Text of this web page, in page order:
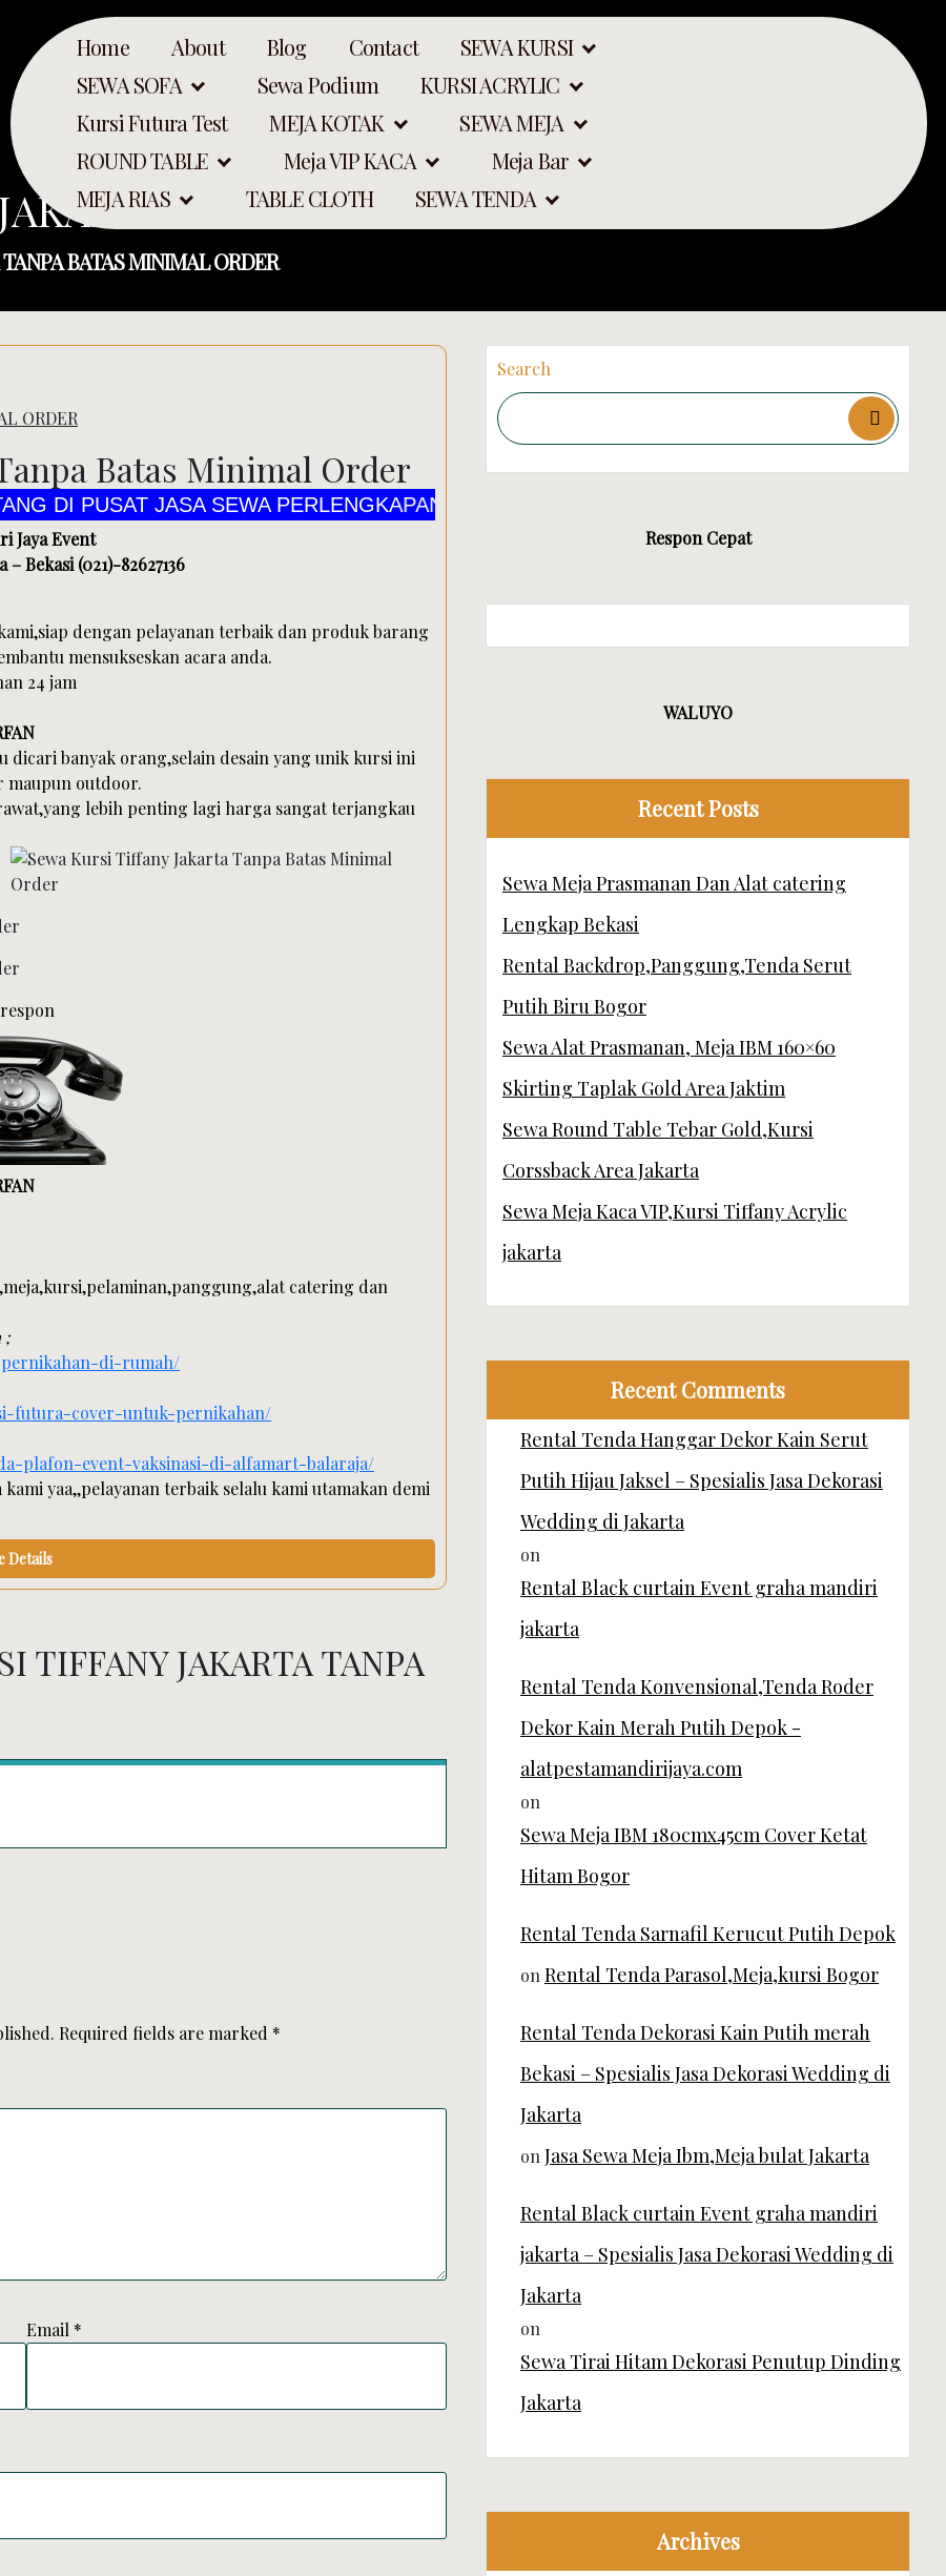
Home About Blog Contact
SEWA KURSI
SEWA SOFA
Sewa Podium
KURSI ACRYLIC
Kursi Futura Test
MEJA KOTAK
SEWA MEJA
ROUND TABLE
Meja VIP KACA
Meja Bar
MEJA RIAS
TABLE CLOTH SEWA TENDA
TANPA BATAS MINIMAL ORDER
BATAS MINIMAL ORDER
ORDER
Batas Minimal Order
PUSAT JASA SEWA PERLENGKAPAN ALAT PESTA CV MANDIRI JAYA EVENT
Jaya Event
Bekasi (021)-82627136
dengan pelayanan terbaik dan produk barang
mensukseskan acara anda.
24 jam
dicari banyak orang,selain desain yang unik kursi ini
maupun outdoor.
lebih penting lagi harga sangat terjangkau
catering dan
;
pernikahan-di-rumah/
futura-cover-untuk-pernikahan/
plafon-event-vaksinasi-di-alfamart-balaraja/
yaa,,pelayanan terbaik selalu kami utamakan demi
Details
TIFFANY JAKARTA TANPA
Required fields are marked *
Email *
Search
Respon Cepat
WALUYO
Recent Posts
Sewa Meja Prasmanan Dan Alat catering
Lengkap Bekasi
Rental Backdrop,Panggung,Tenda Serut
Putih Biru Bogor
Sewa Alat Prasmanan, Meja IBM 160×60
Skirting Taplak Gold Area Jaktim
Sewa Round Table Tebar Gold,Kursi
Corssback Area Jakarta
Sewa Meja Kaca VIP,Kursi Tiffany Acrylic
jakarta
Recent Comments
Rental Tenda Hanggar Dekor Kain Serut
Putih Hijau Jaksel – Spesialis Jasa Dekorasi
Wedding di Jakarta
on
Rental Black curtain Event graha mandiri
jakarta
Rental Tenda Konvensional,Tenda Roder
Dekor Kain Merah Putih Depok -
alatpestamandirijaya.com
on
Sewa Meja IBM 180cmx45cm Cover Ketat
Hitam Bogor
Rental Tenda Sarnafil Kerucut Putih Depok
on Rental Tenda Parasol,Meja,kursi Bogor
Rental Tenda Dekorasi Kain Putih merah
Bekasi – Spesialis Jasa Dekorasi Wedding di
Jakarta
on Jasa Sewa Meja Ibm,Meja bulat Jakarta
Rental Black curtain Event graha mandiri
jakarta – Spesialis Jasa Dekorasi Wedding di
Jakarta
on
Sewa Tirai Hitam Dekorasi Penutup Dinding
Jakarta
Archives